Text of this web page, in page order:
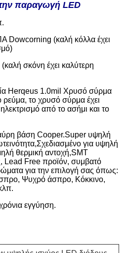
παραγωγή LED
Dowcorning (καλή κόλλα έχει
σκόνη έχει καλύτερη
Herqeus 1.0mil Χρυσό σύρμα
ρεύμα, το χρυσό σύρμα έχει
από το ασήμι και το
βάση Cooper.Super υψηλή
για υψηλή
θερμική αντοχή,SMT
Lead Free προϊόν, συμβατό
για την επιλογή σας όπως:
Ψυχρό άσπρο, Κόκκινο,
εγγύηση.